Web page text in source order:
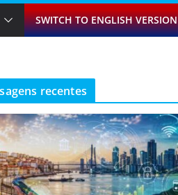
SWITCH TO ENGLISH VERSION
recentes